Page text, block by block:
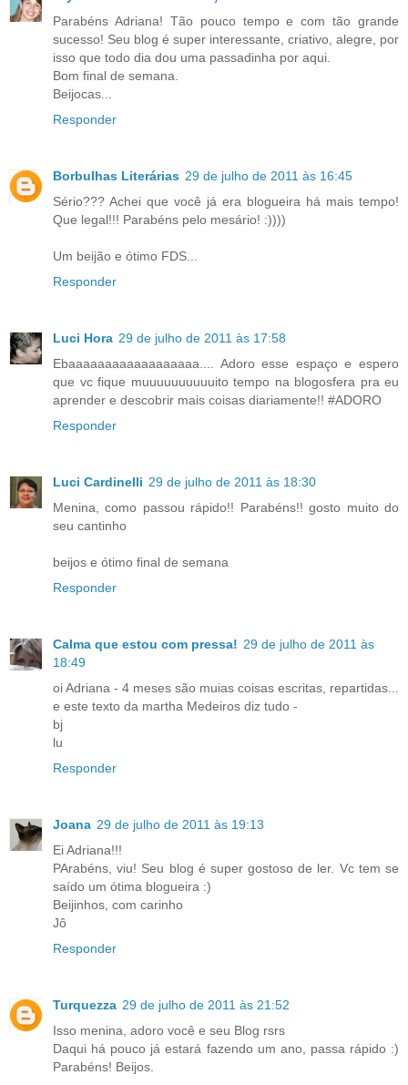
Parabéns Adriana! Tão pouco tempo e com tão grande
sucesso! Seu blog é super interessante, criativo, alegre, por
isso que todo dia dou uma passadinha por aqui.
Bom final de semana.
Beijocas...
Responder
Borbulhas Literárias 29 de julho de 2011 às 16:45
Sério??? Achei que você já era blogueira há mais tempo!
Que legal!!! Parabéns pelo mesário! :))))
Um beijão e ótimo FDS...
Responder
Luci Hora 29 de julho de 2011 às 17:58
Ebaaaaaaaaaaaaaaaaaa.... Adoro esse espaço e espero
que vc fique muuuuuuuuuuito tempo na blogosfera pra eu
aprender e descobrir mais coisas diariamente!! #ADORO
Responder
Luci Cardinelli 29 de julho de 2011 às 18:30
Menina, como passou rápido!! Parabéns!! gosto muito do
seu cantinho
beijos e ótimo final de semana
Responder
Calma que estou com pressa! 29 de julho de 2011 às
18:49
oi Adriana - 4 meses são muias coisas escritas, repartidas...
e este texto da martha Medeiros diz tudo -
bj
lu
Responder
Joana 29 de julho de 2011 às 19:13
Ei Adriana!!!
PArabéns, viu! Seu blog é super gostoso de ler. Vc tem se
saído um ótima blogueira :)
Beijinhos, com carinho
Jô
Responder
Turquezza 29 de julho de 2011 às 21:52
Isso menina, adoro você e seu Blog rsrs
Daqui há pouco já estará fazendo um ano, passa rápido :)
Parabéns! Beijos.